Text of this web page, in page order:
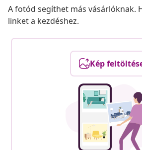
A fotód segíthet más vásárlóknak.
linket a kezdéshez.
Kép